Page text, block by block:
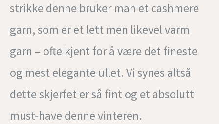
strikke denne bruker man et cashmere
garn, som er et lett men likevel varm
garn – ofte kjent for å være det fineste
og mest elegante ullet. Vi synes altså
dette skjerfet er så fint og et absolutt
must-have denne vinteren.